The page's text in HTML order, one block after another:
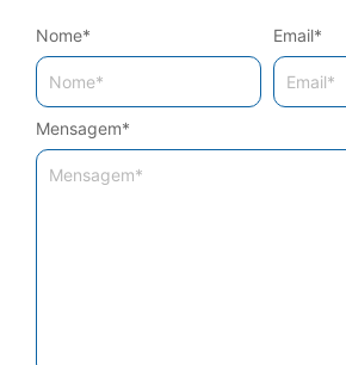
Mensagem*
Nome* Email*